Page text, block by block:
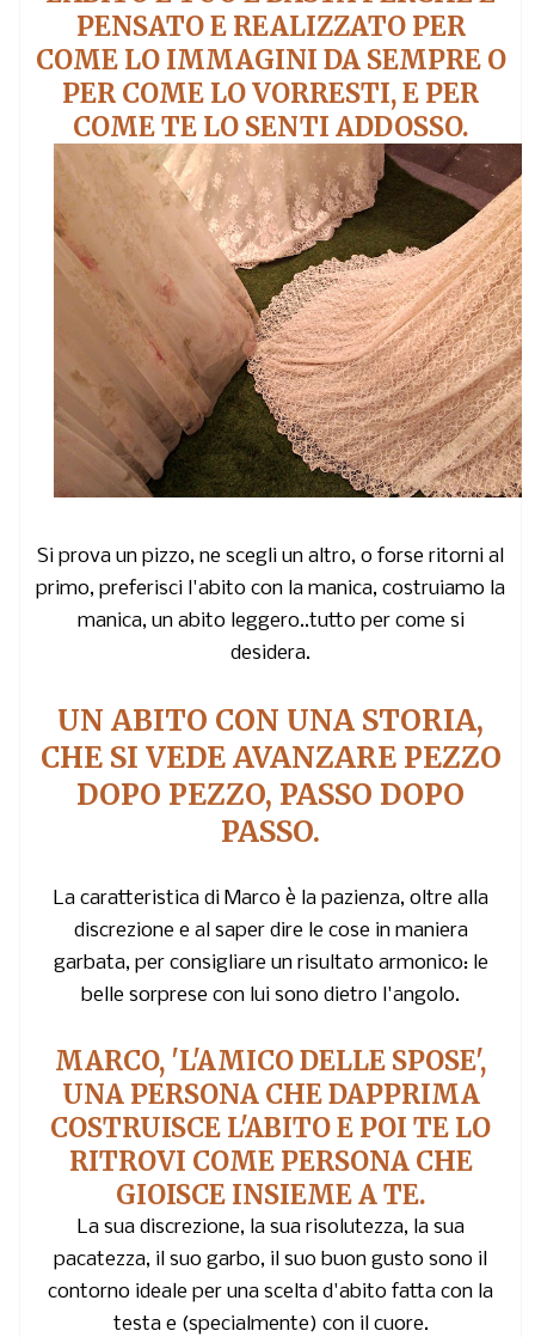
PENSATO E REALIZZATO PER
COME LO IMMAGINI DA SEMPRE O
PER COME LO VORRESTI, E PER
COME TE LO SENTI ADDOSSO.
Si prova un pizzo, ne scegli un altro, o forse ritorni al
primo, preferisci l'abito con la manica, costruiamo la
manica, un abito leggero..tutto per come si
desidera.
UN ABITO CON UNA STORIA,
CHE SI VEDE AVANZARE PEZZO
DOPO PEZZO, PASSO DOPO
PASSO.
La caratteristica di Marco è la pazienza, oltre alla
discrezione e al saper dire le cose in maniera
garbata, per consigliare un risultato armonico: le
belle sorprese con lui sono dietro l'angolo.
MARCO, 'L'AMICO DELLE SPOSE',
UNA PERSONA CHE DAPPRIMA
COSTRUISCE L'ABITO E POI TE LO
RITROVI COME PERSONA CHE
GIOISCE INSIEME A TE.
La sua discrezione, la sua risolutezza, la sua
pacatezza, il suo garbo, il suo buon gusto sono il
contorno ideale per una scelta d'abito fatta con la
testa e (specialmente) con il cuore.